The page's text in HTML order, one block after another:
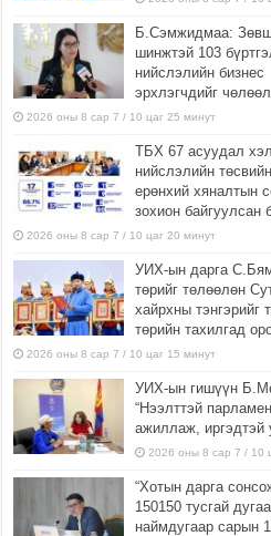
Б.Сэмжидмаа:
шинжтэй 103
нийслэлийн бизнес
эрхлэгчдийг
2026 оны 8 сар 7 / 10 цаг 25 минут
ТБХ 67 асуудал
нийслэлийн
ерөнхий хяналтын
зохион байгуулсан
2026 оны 8 сар 7 / 10 цаг 20 минут
УИХ-ын дарга
төрийг төлөөлөн
хайрхны тэнгэрийг
төрийн тахилгад
2026 оны 8 сар 7 / 10 цаг 15 минут
УИХ-ын гишүүн
“Нээлттэй
ажиллаж, иргэдтэй
2026 оны 8 сар 7 / 10
“Хотын дарга
150150 тусгай
наймдугаар сарын